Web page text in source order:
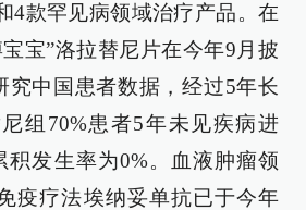
4款罕见病领域治疗产品。在
宝”洛拉替尼片在今年9月披
究中国患者数据，经过5年长
组70%患者5年未见疾病进
积发生率为0%。血液肿瘤领
疫疗法埃纳妥单抗已于今年